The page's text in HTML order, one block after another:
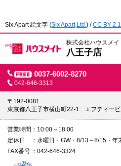
Six Apart 絵文字 (Six Apart,Ltd.) /CC BY 2.1
株式会社ハウスメ
八王子店
0037-6002-8270
042-646-3313
〒192-0081
東京都八王子市横山町22-1 エフティー
営業時間
10:00～18:00
定休日
水曜日・GW・8/13～8/15・年
FAX番号
042-646-3324